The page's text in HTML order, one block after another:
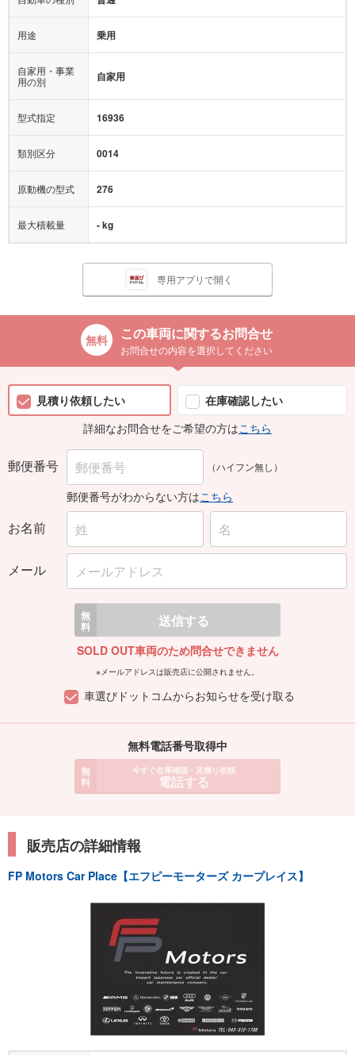
用途 乗用
自家用・事業
用の別
自家用
型式指定 16936
類別区分 0014
原動機の型式 276
最大積載量 - kg
専用アプリで開く
この車両に関するお問合せ
お問合せの内容を選択してください
見積り依頼したい
在庫確認したい
詳細なお問合せをご希望の方はこちら
郵便番号 （ハイフン無し）
郵便番号がわからない方はこちら
お名前
メール
無
料 送信する
SOLD OUT車両のため問合せできません
※メールアドレスは販売店に公開されません。
車選びドットコムからお知らせを受け取る
無料電話番号取得中
無
料
今すぐ在庫確認・見積り依頼
電話する
販売店の詳細情報
FP Motors Car Place【エフピーモーターズ カープレイス】